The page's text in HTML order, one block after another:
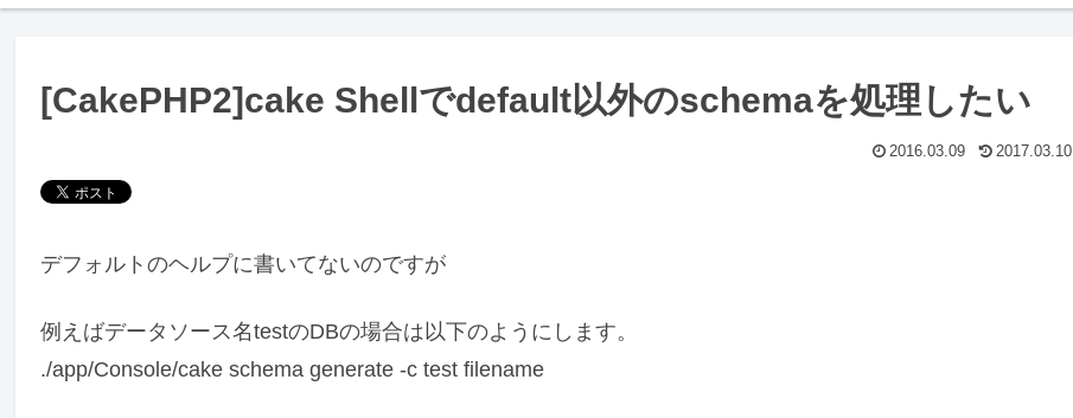
[CakePHP2]cake Shellでdefault以外のschemaを処理したい
2016.03.09 2017.03.10
デフォルトのヘルプに書いてないのですが
例えばデータソース名testのDBの場合は以下のようにします。
./app/Console/cake schema generate -c test filename